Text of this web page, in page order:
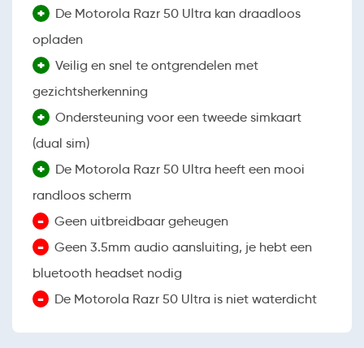
+
De Motorola Razr 50 Ultra kan draadloos
opladen
+
Veilig en snel te ontgrendelen met
gezichtsherkenning
+
Ondersteuning voor een tweede simkaart
(dual sim)
+
De Motorola Razr 50 Ultra heeft een mooi
randloos scherm
- Geen uitbreidbaar geheugen
-
Geen 3.5mm audio aansluiting, je hebt een
bluetooth headset nodig
- De Motorola Razr 50 Ultra is niet waterdicht